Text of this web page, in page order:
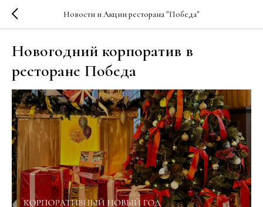
Новости и Акции ресторана "Победа"
Новогодний корпоратив в
ресторане Победа